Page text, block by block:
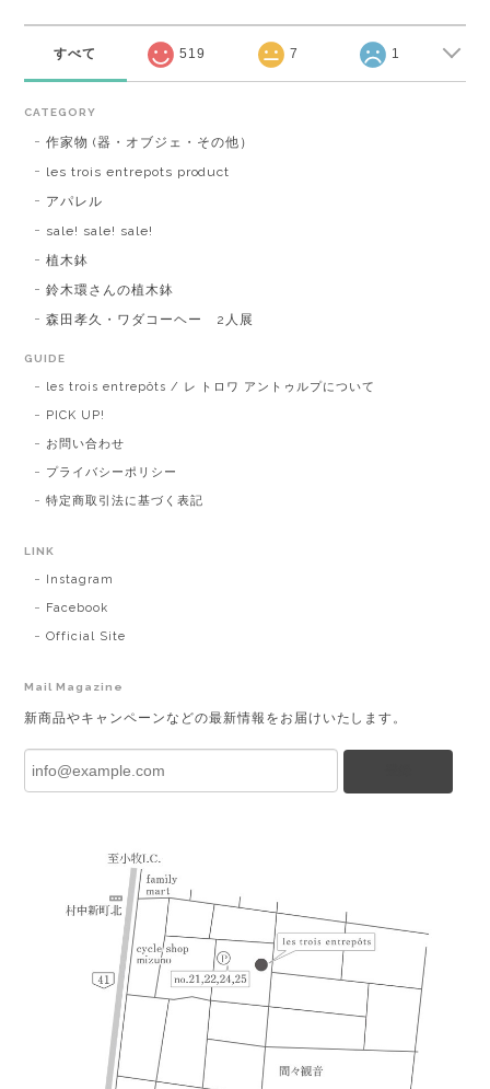
すべて 519 7 1
CATEGORY
作家物 (器・オブジェ・その他）
les trois entrepots product
アパレル
sale! sale! sale!
植木鉢
鈴木環さんの植木鉢
森田孝久・ワダコーヘー 2人展
GUIDE
les trois entrepôts / レ トロワ アントゥルプについて
PICK UP!
お問い合わせ
プライバシーポリシー
特定商取引法に基づく表記
LINK
Instagram
Facebook
Official Site
Mail Magazine
新商品やキャンペーンなどの最新情報をお届けいたします。